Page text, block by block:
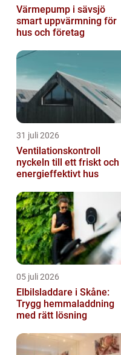
Värmepump i sävsjö
smart uppvärmning för
hus och företag
31 juli 2026
Ventilationskontroll
nyckeln till ett friskt och
energieffektivt hus
05 juli 2026
Elbilsladdare i Skåne:
Trygg hemmaladdning
med rätt lösning